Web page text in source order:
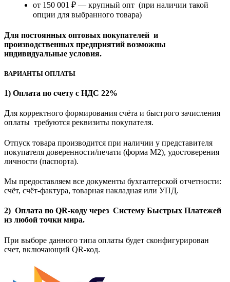
от 150 001 ₽ — крупный опт (при наличии такой
опции для выбранного товара)
Для постоянных оптовых покупателей и
производственных предприятий возможны
индивидуальные условия.
ВАРИАНТЫ ОПЛАТЫ
1) Оплата по счету с НДС 22%
Для корректного формирования счёта и быстрого зачисления
оплаты требуются реквизиты покупателя.
Отпуск товара производится при наличии у представителя
покупателя доверенности/печати (форма M2), удостоверения
личности (паспорта).
Мы предоставляем все документы бухгалтерской отчетности:
счёт, счёт-фактура, товарная накладная или УПД.
2) Оплата по QR-коду через Систему Быстрых Платежей
из любой точки мира.
При выборе данного типа оплаты будет сконфигурирован
счет, включающий QR-код.